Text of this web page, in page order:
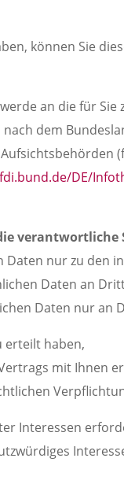
können Sie
an die für
dem
DE/
verantwortliche
nur zu den
Daten an
Daten nur an
erteilt haben,
mit Ihnen
Interessen